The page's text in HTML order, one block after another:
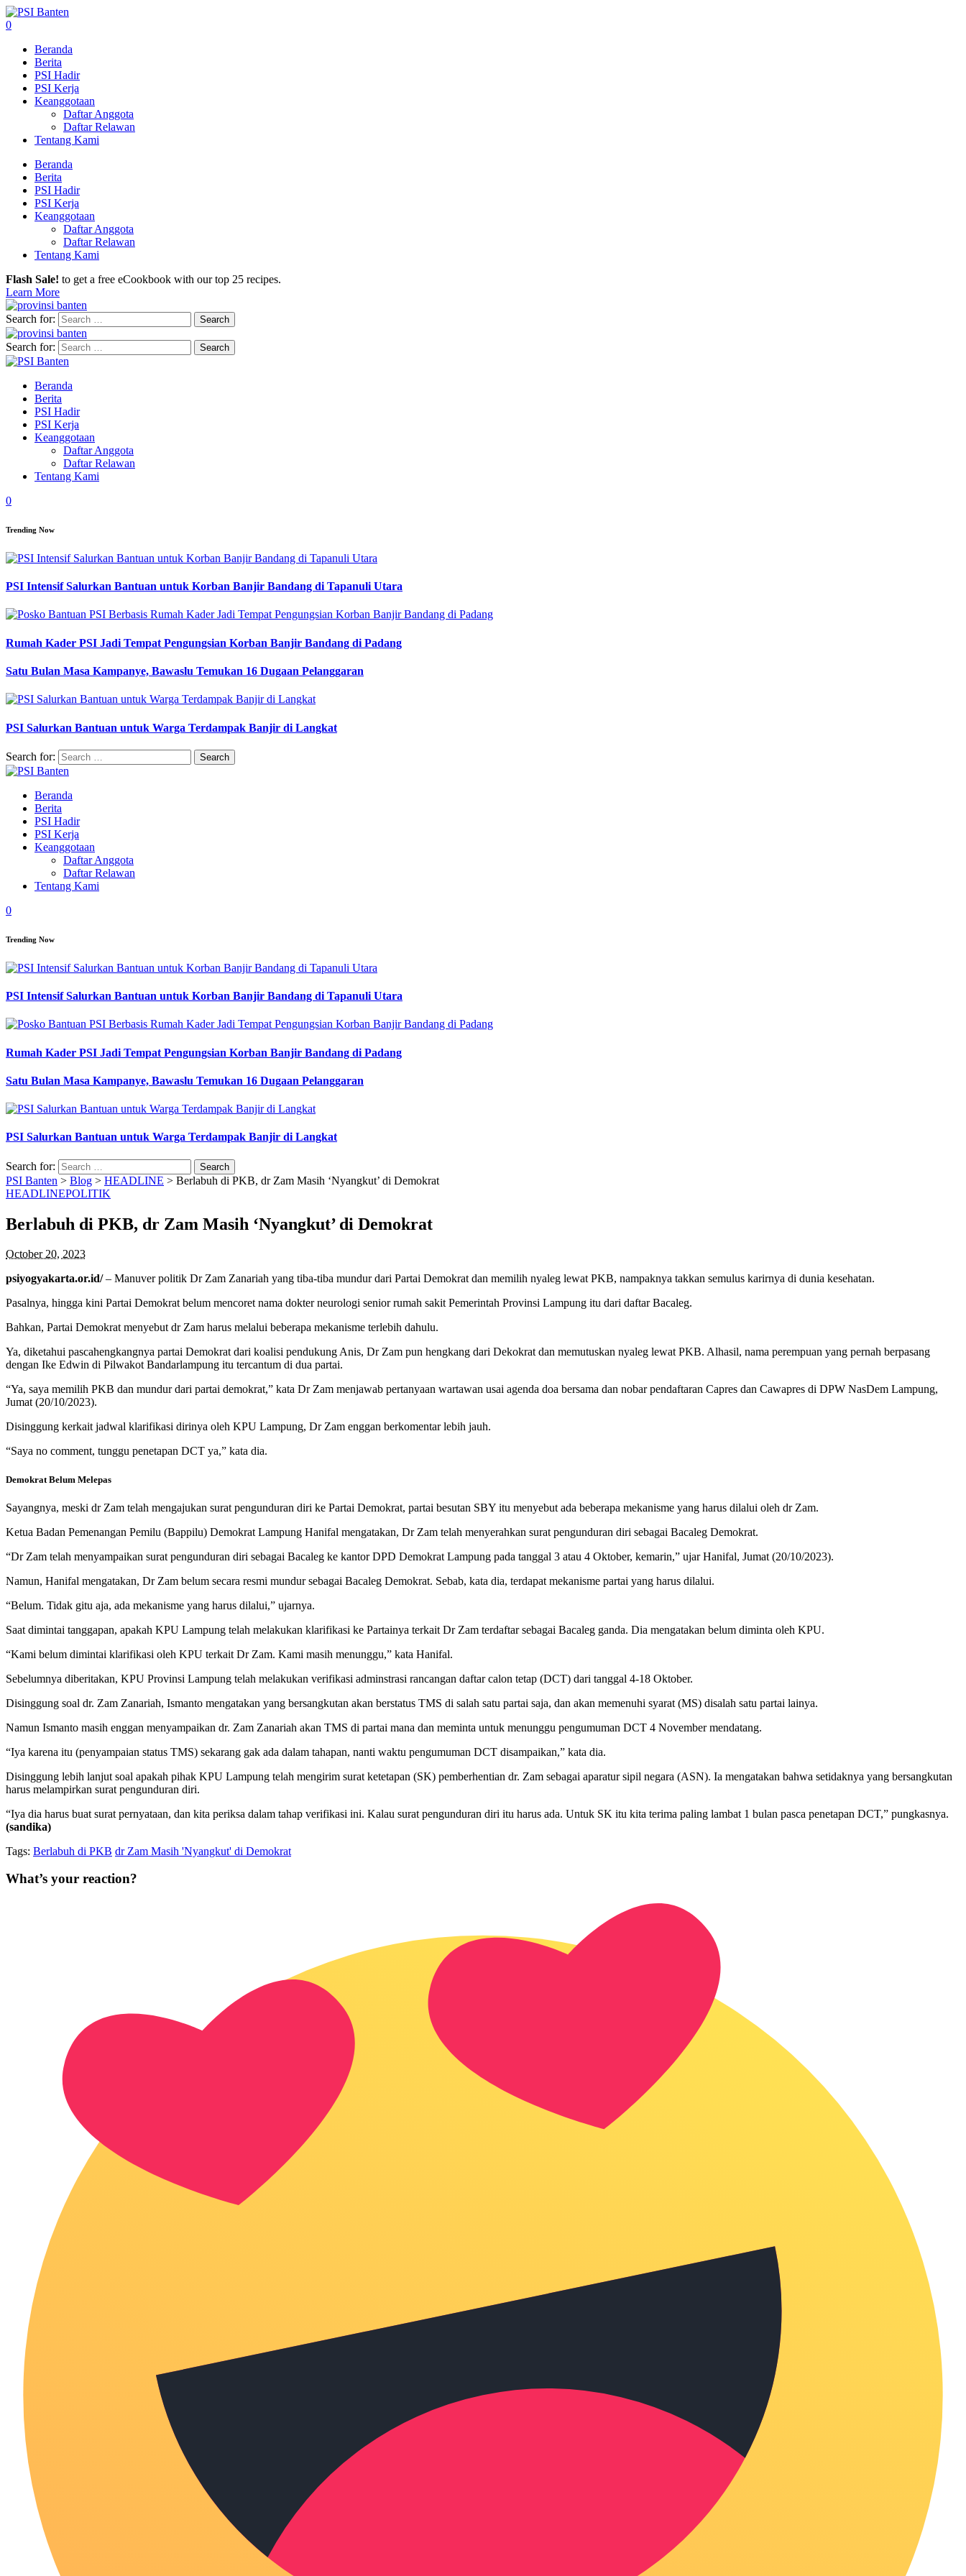
0
Beranda
Berita
PSI Hadir
PSI Kerja
Keanggotaan
Daftar Anggota
Daftar Relawan
Tentang Kami
Beranda
Berita
PSI Hadir
PSI Kerja
Keanggotaan
Daftar Anggota
Daftar Relawan
Tentang Kami
Flash Sale! to get a free eCookbook with our top 25 recipes.
Learn More
Search for:
Search for:
Beranda
Berita
PSI Hadir
PSI Kerja
Keanggotaan
Daftar Anggota
Daftar Relawan
Tentang Kami
0
Trending Now
PSI Intensif Salurkan Bantuan untuk Korban Banjir Bandang di Tapanuli Utara
Rumah Kader PSI Jadi Tempat Pengungsian Korban Banjir Bandang di Padang
Satu Bulan Masa Kampanye, Bawaslu Temukan 16 Dugaan Pelanggaran
PSI Salurkan Bantuan untuk Warga Terdampak Banjir di Langkat
Search for:
Beranda
Berita
PSI Hadir
PSI Kerja
Keanggotaan
Daftar Anggota
Daftar Relawan
Tentang Kami
0
Trending Now
PSI Intensif Salurkan Bantuan untuk Korban Banjir Bandang di Tapanuli Utara
Rumah Kader PSI Jadi Tempat Pengungsian Korban Banjir Bandang di Padang
Satu Bulan Masa Kampanye, Bawaslu Temukan 16 Dugaan Pelanggaran
PSI Salurkan Bantuan untuk Warga Terdampak Banjir di Langkat
Search for:
PSI Banten > Blog > HEADLINE > Berlabuh di PKB, dr Zam Masih ‘Nyangkut’ di Demokrat
HEADLINEPOLITIK
Berlabuh di PKB, dr Zam Masih ‘Nyangkut’ di Demokrat
October 20, 2023
psiyogyakarta.or.id/– Manuver politik Dr Zam Zanariah yang tiba-tiba mundur dari Partai Demokrat dan memilih nyaleg lewat PKB, nampaknya takkan semulus karirnya di dunia kesehatan.
Pasalnya, hingga kini Partai Demokrat belum mencoret nama dokter neurologi senior rumah sakit Pemerintah Provinsi Lampung itu dari daftar Bacaleg.
Bahkan, Partai Demokrat menyebut dr Zam harus melalui beberapa mekanisme terlebih dahulu.
Ya, diketahui pascahengkangnya partai Demokrat dari koalisi pendukung Anis, Dr Zam pun hengkang dari Dekokrat dan memutuskan nyaleg lewat PKB. Alhasil, nama perempuan yang pernah berpasang
dengan Ike Edwin di Pilwakot Bandarlampung itu tercantum di dua partai.
“Ya, saya memilih PKB dan mundur dari partai demokrat,” kata Dr Zam menjawab pertanyaan wartawan usai agenda doa bersama dan nobar pendaftaran Capres dan Cawapres di DPW NasDem Lampung,
Jumat (20/10/2023).
Disinggung kerkait jadwal klarifikasi dirinya oleh KPU Lampung, Dr Zam enggan berkomentar lebih jauh.
“Saya no comment, tunggu penetapan DCT ya,” kata dia.
Demokrat Belum Melepas
Sayangnya, meski dr Zam telah mengajukan surat pengunduran diri ke Partai Demokrat, partai besutan SBY itu menyebut ada beberapa mekanisme yang harus dilalui oleh dr Zam.
Ketua Badan Pemenangan Pemilu (Bappilu) Demokrat Lampung Hanifal mengatakan, Dr Zam telah menyerahkan surat pengunduran diri sebagai Bacaleg Demokrat.
“Dr Zam telah menyampaikan surat pengunduran diri sebagai Bacaleg ke kantor DPD Demokrat Lampung pada tanggal 3 atau 4 Oktober, kemarin,” ujar Hanifal, Jumat (20/10/2023).
Namun, Hanifal mengatakan, Dr Zam belum secara resmi mundur sebagai Bacaleg Demokrat. Sebab, kata dia, terdapat mekanisme partai yang harus dilalui.
“Belum. Tidak gitu aja, ada mekanisme yang harus dilalui,” ujarnya.
Saat dimintai tanggapan, apakah KPU Lampung telah melakukan klarifikasi ke Partainya terkait Dr Zam terdaftar sebagai Bacaleg ganda. Dia mengatakan belum diminta oleh KPU.
“Kami belum dimintai klarifikasi oleh KPU terkait Dr Zam. Kami masih menunggu,” kata Hanifal.
Sebelumnya diberitakan, KPU Provinsi Lampung telah melakukan verifikasi adminstrasi rancangan daftar calon tetap (DCT) dari tanggal 4-18 Oktober.
Disinggung soal dr. Zam Zanariah, Ismanto mengatakan yang bersangkutan akan berstatus TMS di salah satu partai saja, dan akan memenuhi syarat (MS) disalah satu partai lainya.
Namun Ismanto masih enggan menyampaikan dr. Zam Zanariah akan TMS di partai mana dan meminta untuk menunggu pengumuman DCT 4 November mendatang.
“Iya karena itu (penyampaian status TMS) sekarang gak ada dalam tahapan, nanti waktu pengumuman DCT disampaikan,” kata dia.
Disinggung lebih lanjut soal apakah pihak KPU Lampung telah mengirim surat ketetapan (SK) pemberhentian dr. Zam sebagai aparatur sipil negara (ASN). Ia mengatakan bahwa setidaknya yang bersangkutan
harus melampirkan surat pengunduran diri.
“Iya dia harus buat surat pernyataan, dan kita periksa dalam tahap verifikasi ini. Kalau surat pengunduran diri itu harus ada. Untuk SK itu kita terima paling lambat 1 bulan pasca penetapan DCT,” pungkasnya.
(sandika)
Tags: Berlabuh di PKB dr Zam Masih 'Nyangkut' di Demokrat
What’s your reaction?